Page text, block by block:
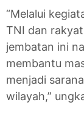
“Melalui
TNI dan
jembatan ini
membantu
menjadi
wilayah,”